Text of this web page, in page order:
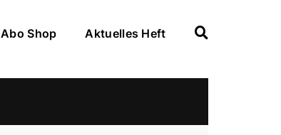
Abo Shop Aktuelles Heft